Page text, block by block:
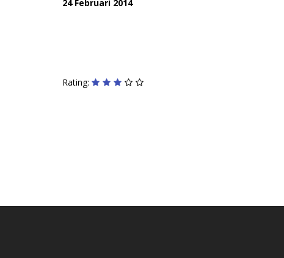
24 Februari 2014
Rating: